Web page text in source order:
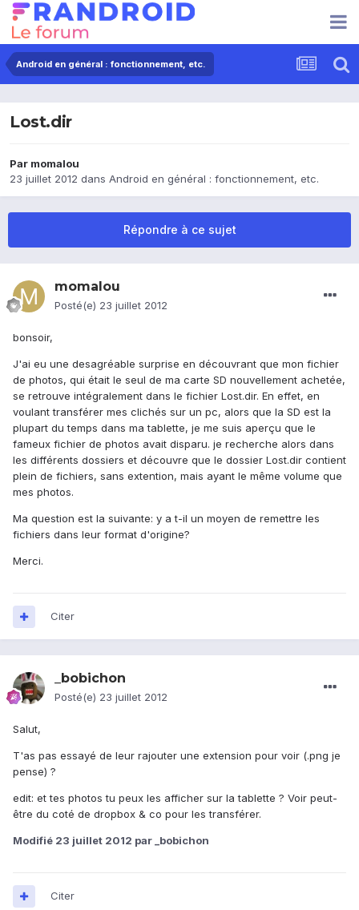
Android en général : fonctionnement, etc.
Lost.dir
Par momalou
23 juillet 2012 dans Android en général : fonctionnement, etc.
Répondre à ce sujet
momalou
Posté(e) 23 juillet 2012
bonsoir,
J'ai eu une desagréable surprise en découvrant que mon fichier
de photos, qui était le seul de ma carte SD nouvellement achetée,
se retrouve intégralement dans le fichier Lost.dir. En effet, en
voulant transférer mes clichés sur un pc, alors que la SD est la
plupart du temps dans ma tablette, je me suis aperçu que le
fameux fichier de photos avait disparu. je recherche alors dans
les différents dossiers et découvre que le dossier Lost.dir contient
plein de fichiers, sans extention, mais ayant le même volume que
mes photos.
Ma question est la suivante: y a t-il un moyen de remettre les
fichiers dans leur format d'origine?
Merci.
Citer
_bobichon
Posté(e) 23 juillet 2012
Salut,
T'as pas essayé de leur rajouter une extension pour voir (.png je
pense) ?
edit: et tes photos tu peux les afficher sur la tablette ? Voir peut-
être du coté de dropbox & co pour les transférer.
Modifié 23 juillet 2012 par _bobichon
Citer